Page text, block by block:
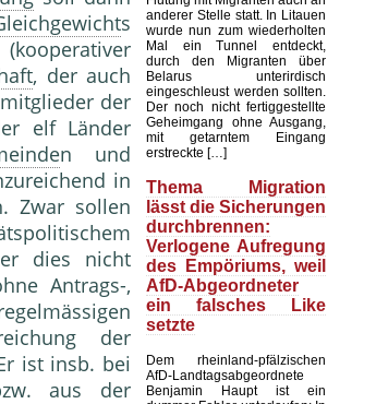
s
, der auch
der
elf Länder
n und
in
Zwar sollen
dies nicht
Antrags-,
der
ist insb. bei
aus der
anderer Stelle statt. In Litauen
wurde nun zum wiederholten
Mal ein Tunnel entdeckt,
durch den Migranten über
Belarus unterirdisch
eingeschleust werden sollten.
Der noch nicht fertiggestellte
Geheimgang ohne Ausgang,
mit getarntem Eingang
erstreckte […]
Thema Migration
lässt die Sicherungen
durchbrennen:
Verlogene Aufregung
des Empöriums, weil
AfD-Abgeordneter
ein falsches Like
setzte
Dem rheinland-pfälzischen
AfD-Landtagsabgeordnete
Benjamin Haupt ist ein